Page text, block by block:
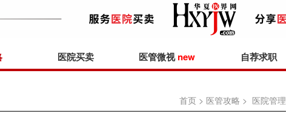
医院买卖 医管微视new 自荐求职
首页 > 医管攻略 > 医院管理